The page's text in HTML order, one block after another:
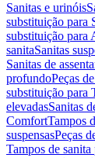
Sanitas e urinóis
substituição para
substituição para
sanitaSanitas
Sanitas de
profundoPeças
substituição para
elevadasSanitas
ComfortTampos
suspensasPeças
Tampos de sanita